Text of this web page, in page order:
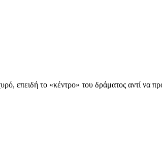
επειδή το «κέντρο» του δράματος αντί να